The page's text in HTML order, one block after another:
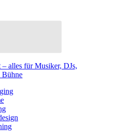
alles für Musiker, DJs,
Bühne